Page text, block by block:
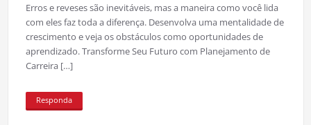
Erros e reveses são inevitáveis, mas a maneira como você lida
com eles faz toda a diferença. Desenvolva uma mentalidade de
crescimento e veja os obstáculos como oportunidades de
aprendizado. Transforme Seu Futuro com Planejamento de
Carreira […]
Responda